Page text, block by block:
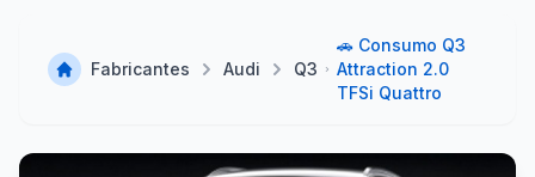
Fabricantes Audi Q3
🚗 Consumo Q3
Attraction 2.0
TFSi Quattro